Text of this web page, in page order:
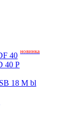
40 новинка
40 P
18 M bl